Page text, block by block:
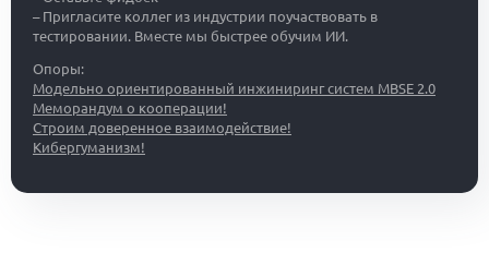
– Пригласите коллег из индустрии поучаствовать в
тестировании. Вместе мы быстрее обучим ИИ.
Опоры:
Модельно ориентированный инжиниринг систем MBSE 2.0
Меморандум о кооперации!
Строим доверенное взаимодействие!
Кибергуманизм!